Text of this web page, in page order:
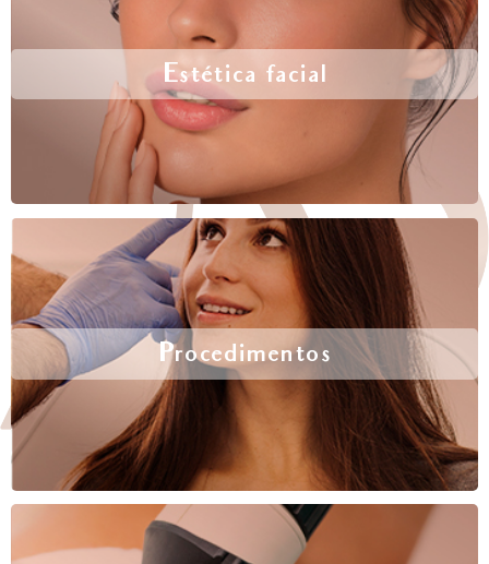
Estética facial
Procedimentos